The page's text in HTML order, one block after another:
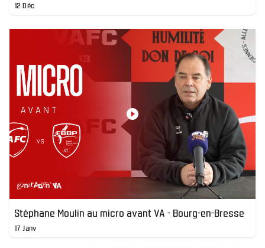
12 Déc
Stéphane Moulin au micro avant VA - Bourg-en-Bresse
17 Janv